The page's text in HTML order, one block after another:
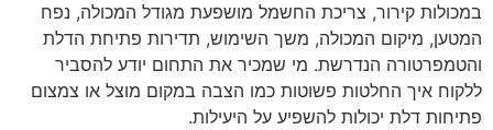
במכולות קירור, צריכת החשמל מושפעת מגודל המכולה, נפח
המטען, מיקום המכולה, משך השימוש, תדירות פתיחת הדלת
והטמפרטורה הנדרשת. מי שמכיר את התחום יודע להסביר
ללקוח איך החלטות פשוטות כמו הצבה במקום מוצל או צמצום
פתיחות דלת יכולות להשפיע על היעילות.